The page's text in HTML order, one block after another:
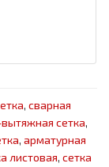
, сварная
сетка,
, арматурная
листовая, сетка